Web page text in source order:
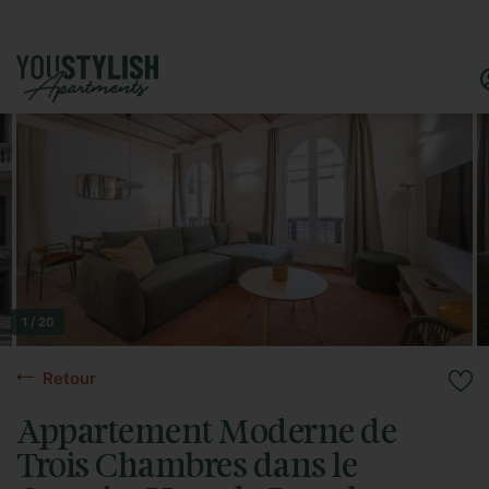
Retour
Appartement Moderne de
Trois Chambres dans le
1 / 20